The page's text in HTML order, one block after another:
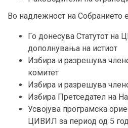
Во надлежност на Собранието
Го донесува Статутот
дополнувања на истиот
Избира и разрешува
комитет
Избира и разрешува
Избира Претседател на
Усвојува програмска
ЦИВИЛ за период од 5